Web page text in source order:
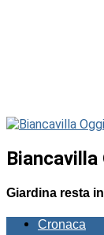
Biancavilla
Giardina resta
Cronaca